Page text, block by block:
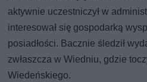
aktywnie uczestniczył w
interesował się gospodarką
posiadłości. Bacznie śledził
zwłaszcza w Wiedniu, gdzie
Wiedeńskiego.